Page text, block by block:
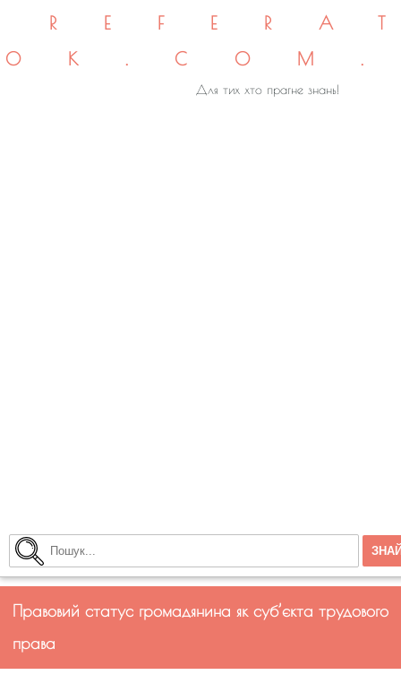
Для тих хто прагне знань!
Правовий статус громадянина як суб’єкта трудового
права